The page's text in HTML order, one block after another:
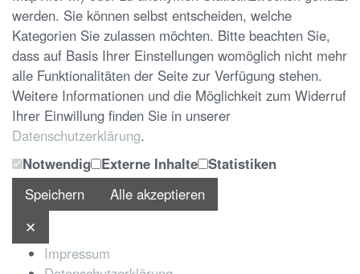
werden. Sie können selbst entscheiden, welche
Kategorien Sie zulassen möchten. Bitte beachten Sie,
dass auf Basis Ihrer Einstellungen womöglich nicht mehr
alle Funktionalitäten der Seite zur Verfügung stehen.
Weitere Informationen und die Möglichkeit zum Widerruf
Ihrer Einwillung finden Sie in unserer
Datenschutzerklärung.
Notwendig
Externe Inhalte Statistiken
Speichern
Alle akzeptieren
✕
Impressum